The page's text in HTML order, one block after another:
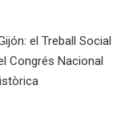
el Treball Social
Congrés Nacional